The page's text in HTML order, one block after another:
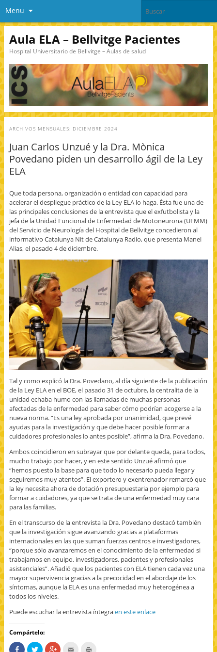
Menu
Aula ELA – Bellvitge Pacientes
Hospital Universitario de Bellvitge – Aulas de salud
ARCHIVOS MENSUALES: DICIEMBRE 2024
Juan Carlos Unzué y la Dra. Mònica
Povedano piden un desarrollo ágil de la Ley
ELA
Que toda persona, organización o entidad con capacidad para
acelerar el despliegue práctico de la Ley ELA lo haga. Ésta fue una de
las principales conclusiones de la entrevista que el exfutbolista y la
jefa de la Unidad Funcional de Enfermedad de Motoneurona (UFMM)
del Servicio de Neurología del Hospital de Bellvitge concedieron al
informativo Catalunya Nit de Catalunya Radio, que presenta Manel
Alias, el pasado 4 de diciembre.
Tal y como explicó la Dra. Povedano, al día siguiente de la publicación
de la Ley ELA en el BOE, el pasado 31 de octubre, la centralita de la
unidad echaba humo con las llamadas de muchas personas
afectadas de la enfermedad para saber cómo podrían acogerse a la
nueva norma. “Es una ley aprobada por unanimidad, que prevé
ayudas para la investigación y que debe hacer posible formar a
cuidadores profesionales lo antes posible”, afirma la Dra. Povedano.
Ambos coincidieron en subrayar que por delante queda, para todos,
mucho trabajo por hacer, y en este sentido Unzué afirmó que
“hemos puesto la base para que todo lo necesario pueda llegar y
seguiremos muy atentos”. El exportero y exentrenador remarcó que
la ley necesita ahora de dotación presupuestaria por ejemplo para
formar a cuidadores, ya que se trata de una enfermedad muy cara
para las familias.
En el transcurso de la entrevista la Dra. Povedano destacó también
que la investigación sigue avanzando gracias a plataformas
internacionales en las que suman fuerzas centros e investigadores,
“porque sólo avanzaremos en el conocimiento de la enfermedad si
trabajamos en equipo, investigadores, pacientes y profesionales
asistenciales”. Añadió que los pacientes con ELA tienen cada vez una
mayor supervivencia gracias a la precocidad en el abordaje de los
síntomas, aunque la ELA es una enfermedad muy heterogénea a
todos los niveles.
Puede escuchar la entrevista íntegraen este enlace
Compártelo:
C
H H